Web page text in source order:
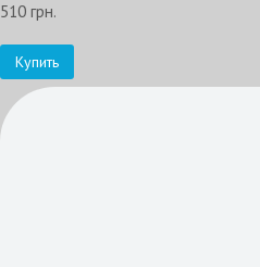
510 грн.
Купить